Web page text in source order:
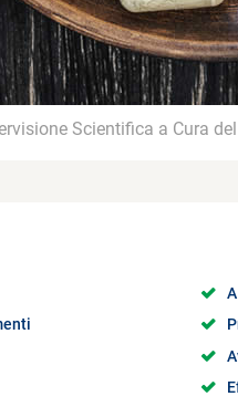
Scientifica a Cura del